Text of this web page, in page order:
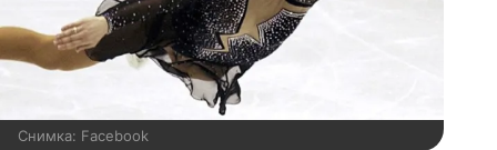
Снимка: Facebook